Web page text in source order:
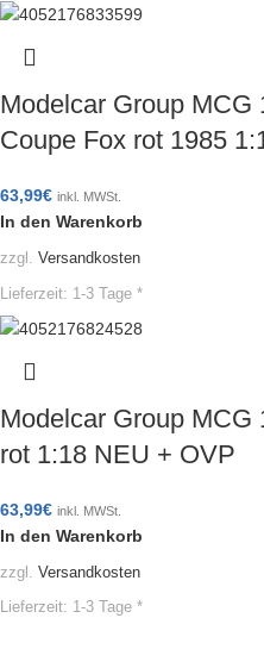
Modelcar Group MCG
Coupe Fox rot 1985
63,99€ inkl. MWSt.
In den Warenkorb
zzgl. Versandkosten
Lieferzeit: 1-3 Tage *
Modelcar Group MCG
rot 1:18 NEU + OVP
63,99€ inkl. MWSt.
In den Warenkorb
zzgl. Versandkosten
Lieferzeit: 1-3 Tage *